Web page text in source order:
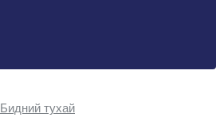
Бидний тухай